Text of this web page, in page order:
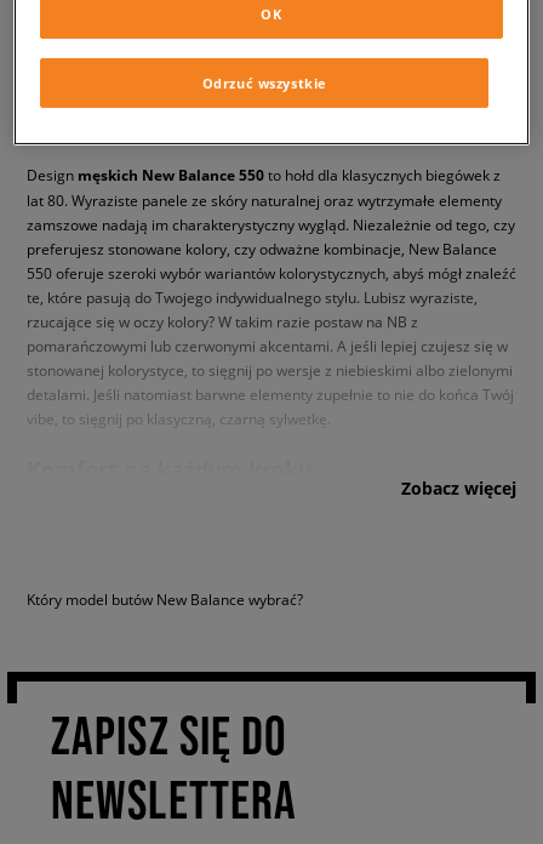
mieście. Przekonaj się, dlaczego NB 550 to must have w męskiej szafie i
New Balance 550 – męskie buty, których nie
Design męskich New Balance 550to hołd dla klasycznych biegówek z
lat 80. Wyraziste panele ze skóry naturalnej oraz wytrzymałe elementy
zamszowe nadają im charakterystyczny wygląd. Niezależnie od tego, czy
preferujesz stonowane kolory, czy odważne kombinacje, New Balance
550 oferuje szeroki wybór wariantów kolorystycznych, abyś mógł znaleźć
te, które pasują do Twojego indywidualnego stylu. Lubisz wyraziste,
rzucające się w oczy kolory? W takim razie postaw na NB z
pomarańczowymi lub czerwonymi akcentami. A jeśli lepiej czujesz się w
stonowanej kolorystyce, to sięgnij po wersje z niebieskimi albo zielonymi
detalami. Jeśli natomiast barwne elementy zupełnie to nie do końca Twój
vibe, to sięgnij po klasyczną, czarną sylwetkę.
ale również zapewniają niezrównaną trwałość. Dzięki technologii
550 dostarcza Ci wszystkiego, czego potrzebujesz, aby odważnie
siły i determinacji, a materiały, z których zostały stworzone, będą
podkreślać Twoją indywidualność.
Zaskocz świat swoim niepowtarzalnym stylem i pewnością siebie, kiedy
Zobacz więcej
Który model butów New Balance wybrać?
ZAPISZ SIĘ DO
NEWSLETTERA
Odrzuć wszystkie
OK